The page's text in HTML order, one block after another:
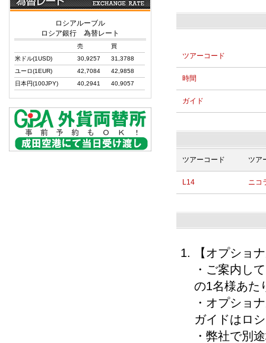
ツアーコード
時間
ガイド
ツアーコード ツア
L14 ニコ
【オプショ
・ご案内し
の1名様あた
・オプショ
ガイドはロ
・弊社で別
ロシアルーブル
ロシア銀行 為替レート
売
買
米ドル(1USD)
30,9257
31,3788
ユーロ(1EUR)
42,7084
42,9858
日本円(100JPY)
40,2941 40,9057